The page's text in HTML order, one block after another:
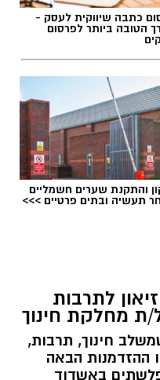
כתבה שיווקית לעסק -
הטובה ביותר לפרסום
והתקנת שערים חשמליים
תעשיה ובתים פרטיים >>>
לתרבות
ת מחלקת חינוך
חינוך, תרבות,
ההזדמנות הבאה
באשדוד